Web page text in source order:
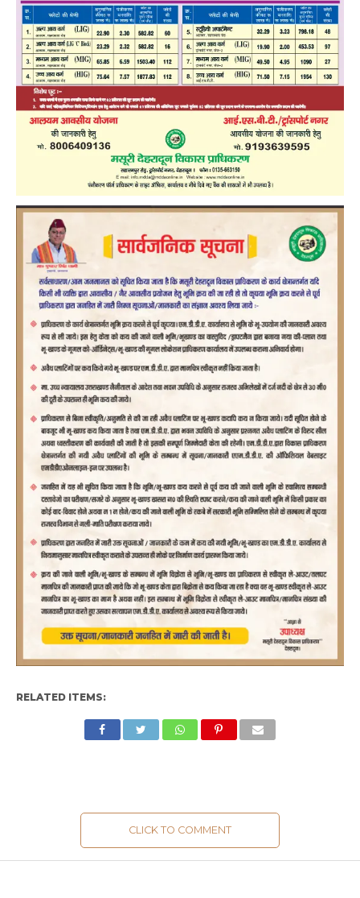
RELATED ITEMS:
CLICK TO COMMENT